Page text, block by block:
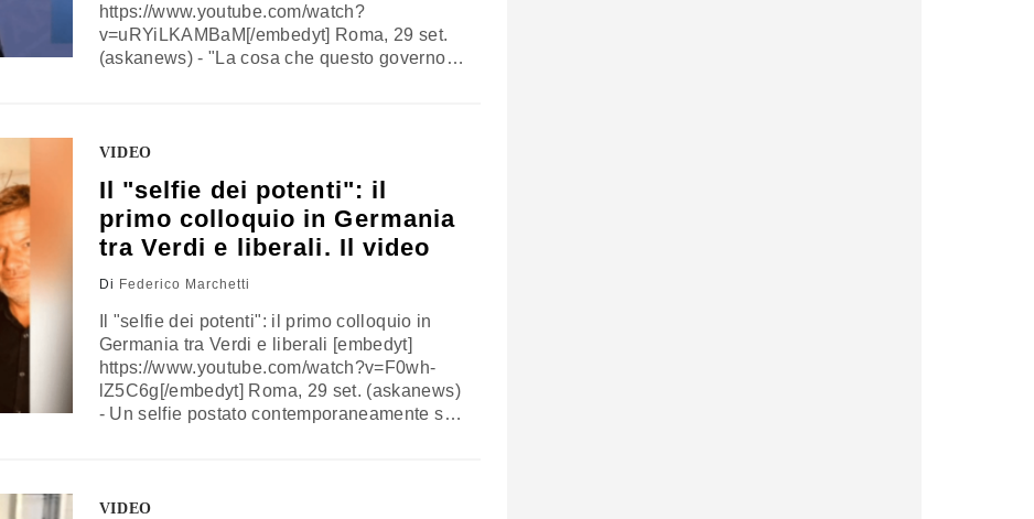
https://www.youtube.com/watch?
v=uRYiLKAMBaM[/embedyt] Roma, 29 set.
(askanews) - "La cosa che questo governo
cambiare assolutamente il carico fiscale del
cosa, quanto prima,…
VIDEO
Il "selfie dei potenti": il
primo colloquio in Germania
tra Verdi e liberali. Il video
Di Federico Marchetti
Il "selfie dei potenti": il primo colloquio in
Germania tra Verdi e liberali [embedyt]
https://www.youtube.com/watch?v=F0wh-
lZ5C6g[/embedyt] Roma, 29 set. (askanews)
- Un selfie postato contemporaneamente sui
decidere le sorti del prossimo governo
VIDEO